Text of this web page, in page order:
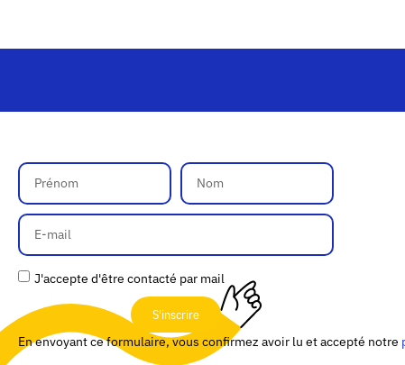
J'accepte d'être contacté par mail
S'inscrire
En envoyant ce formulaire, vous confirmez avoir lu et accepté notre